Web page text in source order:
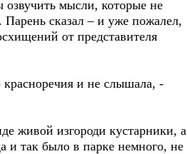
мысли, которые не
Парень сказал – и уже пожалел,
от представителя
и не слышала, -
живой изгороди кустарники, а
и так было в парке немного, не